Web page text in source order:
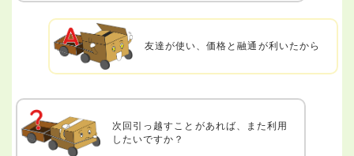
友達が使い、価格と融通が利いたから
次回引っ越すことがあれば、また利用
したいですか？